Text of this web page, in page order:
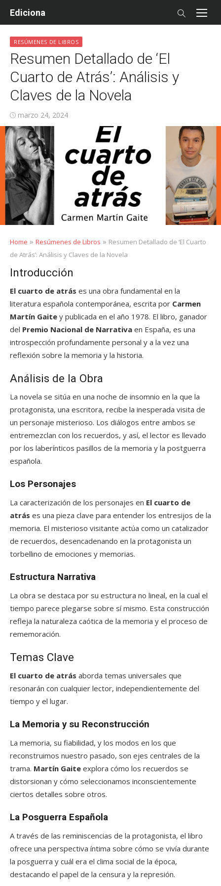
Ediciona
RESÚMENES DE LIBROS
Resumen Detallado de ‘El
Cuarto de Atrás’: Análisis y
Claves de la Novela
Posted
on
marzo 24, 2024
Home » Resúmenes de Libros » Resumen Detallado de ‘El Cuarto
de Atrás’: Análisis y Claves de la Novela
Introducción
El cuarto de atrás es una obra fundamental en la
literatura española contemporánea, escrita por Carmen
Martín Gaite y publicada en el año 1978. El libro, ganador
del Premio Nacional de Narrativa en España, es una
introspección profundamente personal y a la vez una
reflexión sobre la memoria y la historia.
Análisis de la Obra
La novela se sitúa en una noche de insomnio en la que la
protagonista, una escritora, recibe la inesperada visita de
un personaje misterioso. Los diálogos entre ambos se
entremezclan con los recuerdos, y así, el lector es llevado
por los laberínticos pasillos de la memoria y la postguerra
española.
Los Personajes
La caracterización de los personajes en El cuarto de
atrás es una pieza clave para entender los entresijos de la
memoria. El misterioso visitante actúa como un catalizador
de recuerdos, desencadenando en la protagonista un
torbellino de emociones y memorias.
Estructura Narrativa
La obra se destaca por su estructura no lineal, en la cual el
tiempo parece plegarse sobre sí mismo. Esta construcción
refleja la naturaleza caótica de la memoria y el proceso de
rememoración.
Temas Clave
El cuarto de atrás aborda temas universales que
resonarán con cualquier lector, independientemente del
tiempo y el lugar.
La Memoria y su Reconstrucción
La memoria, su fiabilidad, y los modos en los que
reconstruimos nuestro pasado, son ejes centrales de la
trama. Martín Gaite explora cómo los recuerdos se
distorsionan y cómo seleccionamos inconscientemente
ciertos detalles sobre otros.
La Posguerra Española
A través de las reminiscencias de la protagonista, el libro
ofrece una perspectiva íntima sobre cómo se vivía durante
la posguerra y cuál era el clima social de la época,
destacando el papel de la censura y la represión.